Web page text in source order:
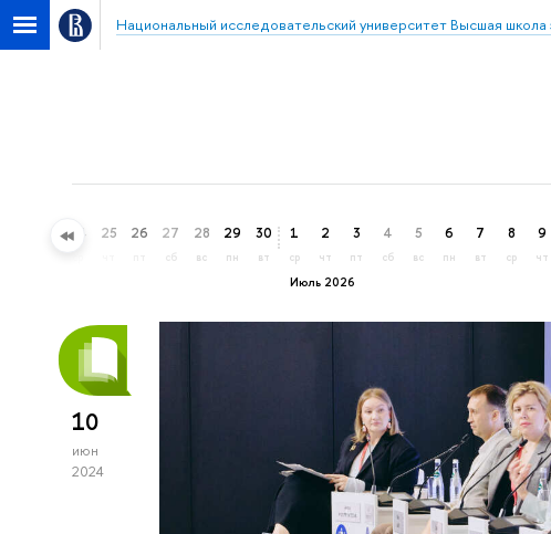
Национальный исследовательский университет Высшая школа
24 25 26 27
сб
28
вс
29
пн
30
вт
Июль 2026
1
ср
2
чт
3
пт
4
сб
5
вс
6
пн
7
вт
8
ср
9
чт
10
июн
2024